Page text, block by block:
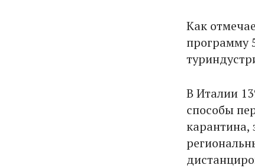
Как
программу
В Италии
способы
карантина,